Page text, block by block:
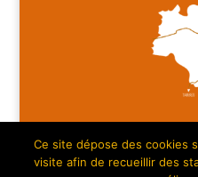
Mentions légales |
Ce site dépose des cookies
visite afin de recueillir des